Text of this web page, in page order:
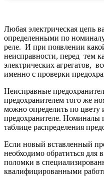
Любая электрическая цепь вашего автомобиля защищена
определенными по
реле. И при появлении
неисправности, перед тем
электрических агрегатов,
именно с проверки
Неисправные
предохранителем того же
можно определить по цвету
предохранителе. Номиналы
таблице распределения
Если новый вставленный
необходимо обратиться
поломки в
квалифицированными